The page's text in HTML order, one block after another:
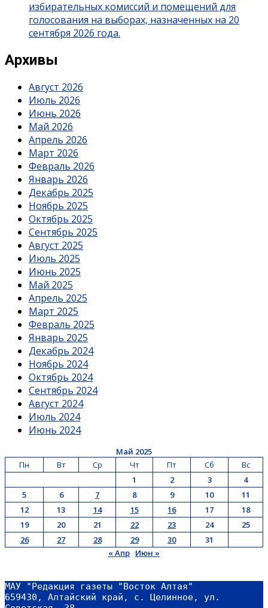
избирательных комиссий и помещений для
голосования на выборах, назначенных на 20
сентября 2026 года.
Архивы
Август 2026
Июль 2026
Июнь 2026
Май 2026
Апрель 2026
Март 2026
Февраль 2026
Январь 2026
Декабрь 2025
Ноябрь 2025
Октябрь 2025
Сентябрь 2025
Август 2025
Июль 2025
Июнь 2025
Май 2025
Апрель 2025
Март 2025
Февраль 2025
Январь 2025
Декабрь 2024
Ноябрь 2024
Октябрь 2024
Сентябрь 2024
Август 2024
Июль 2024
Июнь 2024
Май 2025
Пн
Вт Ср Чт Пт Сб
Вс
1
2 3
4
5
6 7 8 9 10
11
12
13 14 15 16 17
18
19
20 21 22 23 24
25
26
27 28 29 30
31
« Апр Июн »
МАУ "Редакция газеты "Восток Алтая"
659430, Алтайский край, с. Целинное, ул.